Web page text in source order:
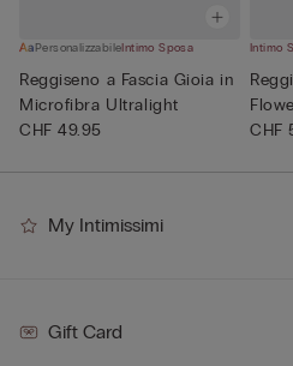
PersonalizzabileIntimo Sposa
Reggiseno a Fascia Gioia in
Microfibra Ultralight
CHF 49.95
Intimo
CHF
My Intimissimi
Gift Card